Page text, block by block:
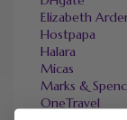
Elizabeth
Hostpapa
Halara
Micas
Marks &
OneTravel